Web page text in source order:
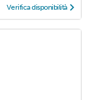
Verifica disponibilità